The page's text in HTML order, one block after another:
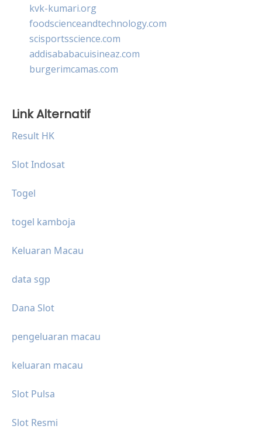
kvk-kumari.org
foodscienceandtechnology.com
scisportsscience.com
addisababacuisineaz.com
burgerimcamas.com
Link Alternatif
Result HK
Slot Indosat
Togel
togel kamboja
Keluaran Macau
data sgp
Dana Slot
pengeluaran macau
keluaran macau
Slot Pulsa
Slot Resmi